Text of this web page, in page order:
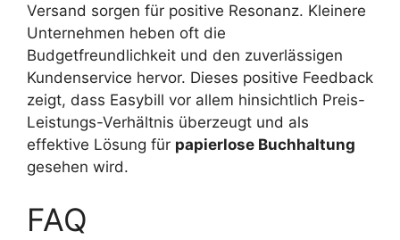
Versand sorgen für positive Resonanz. Kleinere
Unternehmen heben oft die
Budgetfreundlichkeit und den zuverlässigen
Kundenservice hervor. Dieses positive Feedback
zeigt, dass Easybill vor allem hinsichtlich Preis-
Leistungs-Verhältnis überzeugt und als
effektive Lösung für papierlose Buchhaltung
gesehen wird.
FAQ